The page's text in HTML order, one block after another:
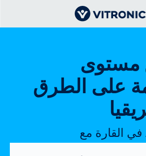
مستوى
على الطرق
القارة مع